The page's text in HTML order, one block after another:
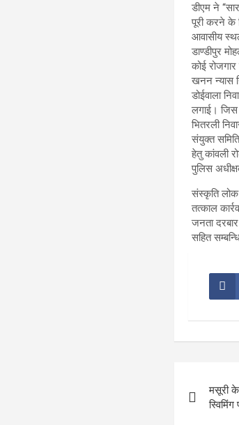
डीएम ने
पूरी करने के
आवासीय
डाण्डीपुर
कोई
खनन न्यास
डोईवाला
लगाई। जिस
भितरली
संयुक्त
हेतु कांवली
पुलिस
संस्कृति लोक
तत्काल
जनता
सहित
मसूरी